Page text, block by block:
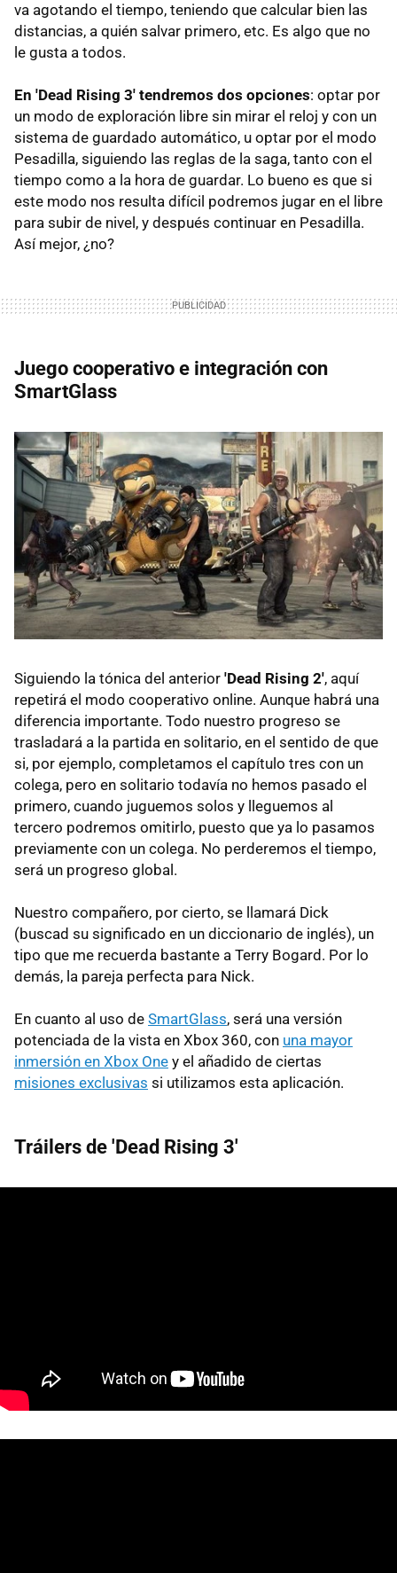
va agotando el tiempo, teniendo que calcular bien las
distancias, a quién salvar primero, etc. Es algo que no
le gusta a todos.
En 'Dead Rising 3' tendremos dos opciones: optar por
un modo de exploración libre sin mirar el reloj y con un
sistema de guardado automático, u optar por el modo
Pesadilla, siguiendo las reglas de la saga, tanto con el
tiempo como a la hora de guardar. Lo bueno es que si
este modo nos resulta difícil podremos jugar en el libre
para subir de nivel, y después continuar en Pesadilla.
Así mejor, ¿no?
Juego cooperativo e integración con
SmartGlass
Siguiendo la tónica del anterior 'Dead Rising 2', aquí
repetirá el modo cooperativo online. Aunque habrá una
diferencia importante. Todo nuestro progreso se
trasladará a la partida en solitario, en el sentido de que
si, por ejemplo, completamos el capítulo tres con un
colega, pero en solitario todavía no hemos pasado el
primero, cuando juguemos solos y lleguemos al
tercero podremos omitirlo, puesto que ya lo pasamos
previamente con un colega. No perderemos el tiempo,
será un progreso global.
Nuestro compañero, por cierto, se llamará Dick
(buscad su significado en un diccionario de inglés), un
tipo que me recuerda bastante a Terry Bogard. Por lo
demás, la pareja perfecta para Nick.
En cuanto al uso de SmartGlass, será una versión
potenciada de la vista en Xbox 360, con una mayor
inmersión en Xbox One y el añadido de ciertas
misiones exclusivas si utilizamos esta aplicación.
Tráilers de 'Dead Rising 3'